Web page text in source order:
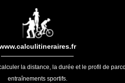
la distance, la durée et le profil de
entraînements sportifs.